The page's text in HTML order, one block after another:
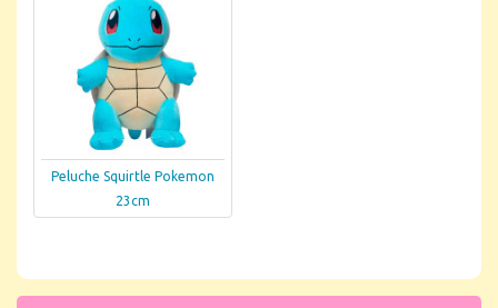
Peluche Squirtle Pokemon
23cm